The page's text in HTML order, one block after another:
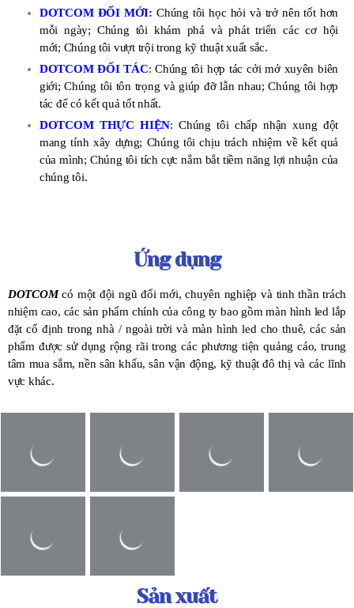
DOTCOM ĐỔI MỚI: Chúng tôi học hỏi và trở nên tốt hơn
mỗi ngày; Chúng tôi khám phá và phát triển các cơ hội
mới; Chúng tôi vượt trội trong kỹ thuật xuất sắc.
DOTCOM ĐỐI TÁC: Chúng tôi hợp tác cởi mở xuyên biên
giới; Chúng tôi tôn trọng và giúp đỡ lẫn nhau; Chúng tôi hợp
tác để có kết quả tốt nhất.
DOTCOM THỰC HIỆN: Chúng tôi chấp nhận xung đột
mang tính xây dựng; Chúng tôi chịu trách nhiệm về kết quả
của mình; Chúng tôi tích cực nắm bắt tiềm năng lợi nhuận của
chúng tôi.
Ứng dụng
DOTCOMcó một đội ngũ đổi mới, chuyên nghiệp và tinh thần trách
nhiệm cao, các sản phẩm chính của công ty bao gồm màn hình led lắp
đặt cố định trong nhà / ngoài trời và màn hình led cho thuê, các sản
phẩm được sử dụng rộng rãi trong các phương tiện quảng cáo, trung
tâm mua sắm, nền sân khấu, sân vận động, kỹ thuật đô thị và các lĩnh
vực khác.
Sản xuất